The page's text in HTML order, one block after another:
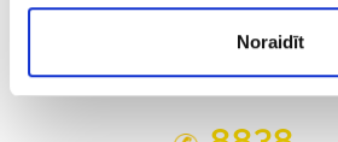
Noraidīt